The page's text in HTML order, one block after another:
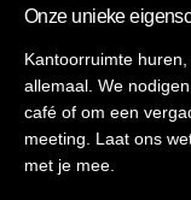
Onze unieke
Kantoorruimte
allemaal. We
café of om een
meeting. Laat ons
met je mee.